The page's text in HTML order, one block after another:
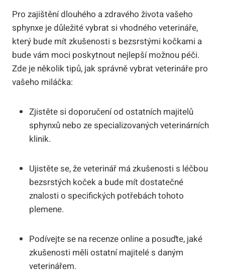
Pro zajištění dlouhého a zdravého života vašeho
sphynxe je důležité vybrat si vhodného veterináře,
který bude mít zkušenosti s bezsrstými kočkami a
bude vám moci poskytnout nejlepší možnou péči.
Zde je několik tipů, jak správně vybrat veterináře pro
vašeho miláčka:
Zjistěte si doporučení od ostatních majitelů
sphynxů nebo ze specializovaných veterinárních
klinik.
Ujistěte se, že veterinář má zkušenosti s léčbou
bezsrstých koček a bude mít dostatečné
znalosti o specifických potřebách tohoto
plemene.
Podívejte se na recenze online a posuďte, jaké
zkušenosti měli ostatní majitelé s daným
veterinářem.